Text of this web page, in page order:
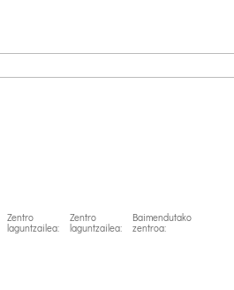
Zentro
laguntzailea:
Zentro
laguntzailea:
Baimendutako
zentroa: